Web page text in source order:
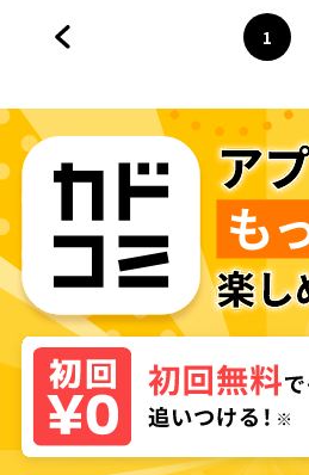
ページ
1
へ